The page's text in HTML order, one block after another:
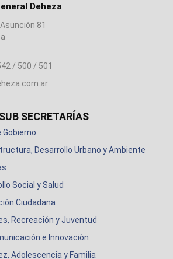
Deheza
81
/ 500 / 501
SECRETARÍAS
Gobierno
Desarrollo Urbano y Ambiente
Social y Salud
Ciudadana
Recreación y Juventud
e Innovación
Adolescencia y Familia